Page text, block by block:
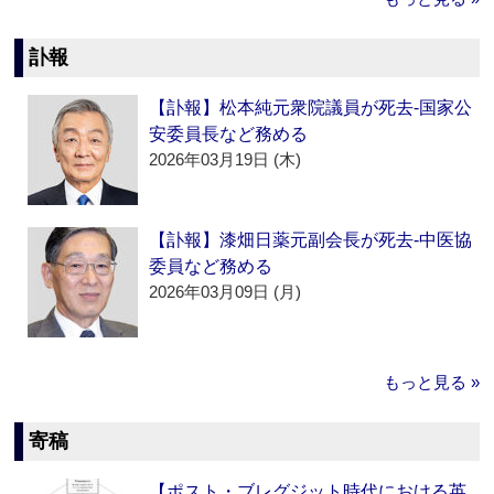
訃報
【訃報】松本純元衆院議員が死去‐国家公
安委員長など務める
2026年03月19日 (木)
【訃報】漆畑日薬元副会長が死去‐中医協
委員など務める
2026年03月09日 (月)
もっと見る »
寄稿